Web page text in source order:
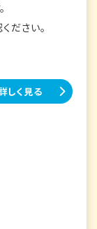
ださい。
しく見る